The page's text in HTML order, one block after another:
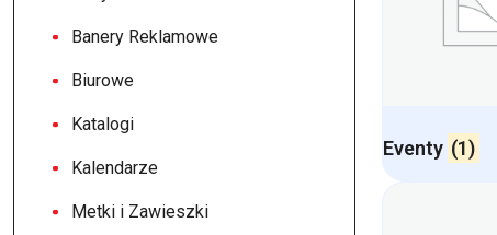
Banery Reklamowe
Biurowe
Katalogi
Kalendarze
Metki i Zawieszki
Eventy (1)